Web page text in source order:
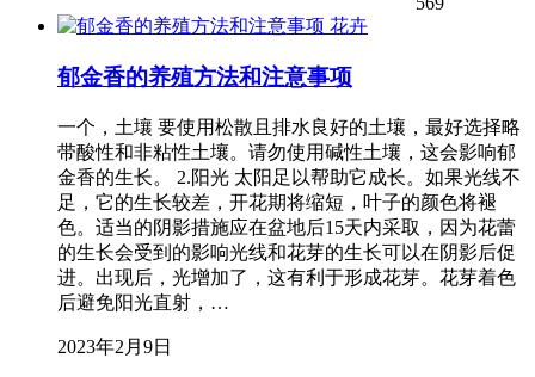
花卉
郁金香的养殖方法和注意事项
一个，土壤 要使用松散且排水良好的土壤，最好选择略
带酸性和非粘性土壤。请勿使用碱性土壤，这会影响郁
金香的生长。 2.阳光 太阳足以帮助它成长。如果光线不
足，它的生长较差，开花期将缩短，叶子的颜色将褪
色。适当的阴影措施应在盆地后15天内采取，因为花蕾
的生长会受到的影响光线和花芽的生长可以在阴影后促
进。出现后，光增加了，这有利于形成花芽。花芽着色
后避免阳光直射，…
2023年2月9日